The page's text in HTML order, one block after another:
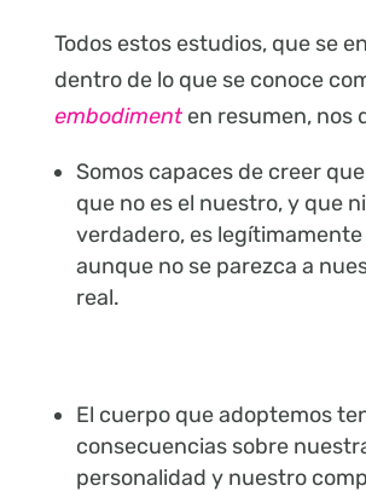
Todos estos estudios, que se
dentro de lo que se conoce
embodiment en resumen, nos
Somos capaces de creer
que no es el nuestro, y que
verdadero, es
aunque no se parezca a
real.
El cuerpo que adoptemos
consecuencias sobre
personalidad y nuestro